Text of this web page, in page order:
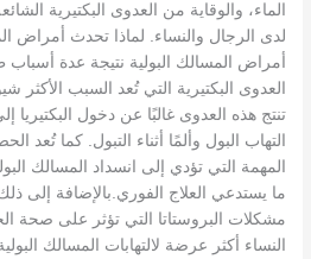
الماء، والوقاية من العدوى البكتيرية
لدى الرجال والنساء. لماذا تحدث أمراض
أمراض المسالك البولية نتيجة عدة
العدوى البكتيرية التي تُعد السبب الأكثر
تنتج هذه العدوى غالبًا عن دخول البكتيريا
التهاب البول وألمًا أثناء التبول. كما تُعد
المهمة التي تؤدي إلى انسداد المسالك
ما يستدعي العلاج الفوري.بالإضافة إلى
مشكلات البروستاتا التي تؤثر على صحة
النساء أكثر عرضة لالتهابات المسالك